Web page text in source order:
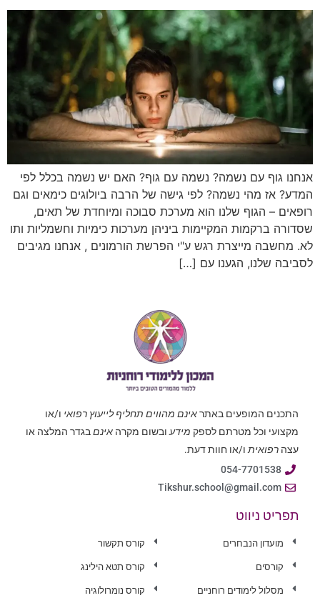
אנחנו גוף עם נשמה? נשמה עם גוף? האם יש נשמה בכלל לפי
המדע? אז מהי נשמה? לפי גישה של הרבה ביולוגים כימאים וגם
רופאים – הגוף שלנו הוא מערכת סבוכה ומיוחדת של תאים,
שסדורה ברקמות המקיימות ביניהן מערכות כימיות וחשמליות ותו
לא. מחשבה מייצרת רגש ע"י הפרשת הורמונים , אנחנו מגיבים
לסביבה שלנו, הגענו עם […]
התכנים המופעים באתראינם מהווים תחליף לייעוץ רפואי ו/או
מקצועי וכל מטרתם לספק מידע ובשום מקרה אינםבגדר המלצה או
עצה רפואית ו/או חוות דעת.
054-7701538
Tikshur.school@gmail.com
תפריט ניווט
מועדון הנבחרים
קורסים
מסלול לימודים רוחניים
קורס תקשור
קורס תטא הילינג
קורס נומרולוגיה